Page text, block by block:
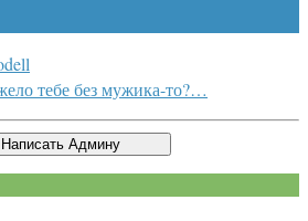
тебе без мужика-то?…